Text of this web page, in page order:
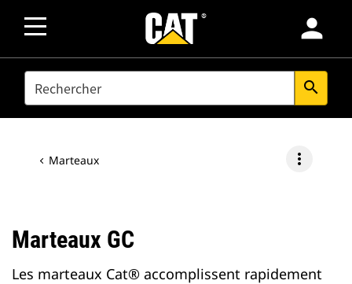
person
SEARCH search
Marteaux more_vert
Marteaux GC
Les marteaux Cat® accomplissent rapidement